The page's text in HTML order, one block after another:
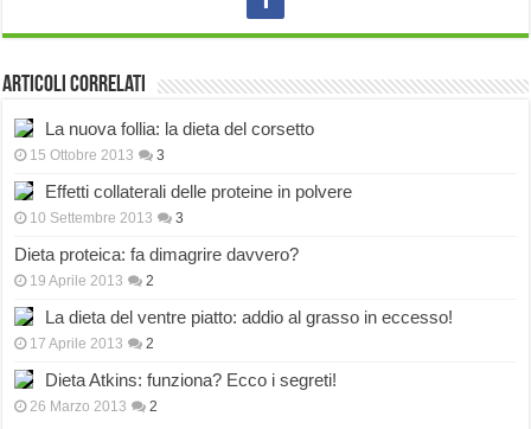
Articoli correlati
La nuova follia: la dieta del corsetto
15 Ottobre 2013 3
Effetti collaterali delle proteine in polvere
10 Settembre 2013 3
Dieta proteica: fa dimagrire davvero?
19 Aprile 2013 2
La dieta del ventre piatto: addio al grasso in eccesso!
17 Aprile 2013 2
Dieta Atkins: funziona? Ecco i segreti!
26 Marzo 2013 2